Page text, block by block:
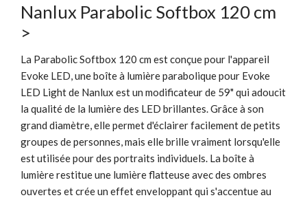
Nanlux Parabolic Softbox 120 cm
>
La Parabolic Softbox 120 cm est conçue pour l'appareil
Evoke LED, une boîte à lumière parabolique pour Evoke
LED Light de Nanlux est un modificateur de 59" qui adoucit
la qualité de la lumière des LED brillantes. Grâce à son
grand diamètre, elle permet d'éclairer facilement de petits
groupes de personnes, mais elle brille vraiment lorsqu'elle
est utilisée pour des portraits individuels. La boîte à
lumière restitue une lumière flatteuse avec des ombres
ouvertes et crée un effet enveloppant qui s'accentue au